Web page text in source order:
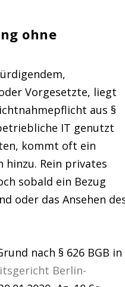
ohne
Vorgesetzte, liegt
aus §
IT genutzt
kommt oft ein
Rein privates
sobald ein Bezug
oder das Ansehen
nach § 626 BGB in
Berlin-